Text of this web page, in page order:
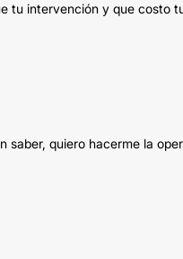
tu intervención y que costo
saber, quiero hacerme la